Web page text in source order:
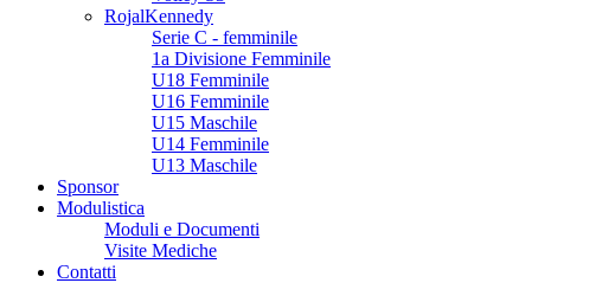
RojalKennedy
Serie C - femminile
1a Divisione Femminile
U18 Femminile
U16 Femminile
U15 Maschile
U14 Femminile
U13 Maschile
Sponsor
Modulistica
Moduli e Documenti
Visite Mediche
Contatti